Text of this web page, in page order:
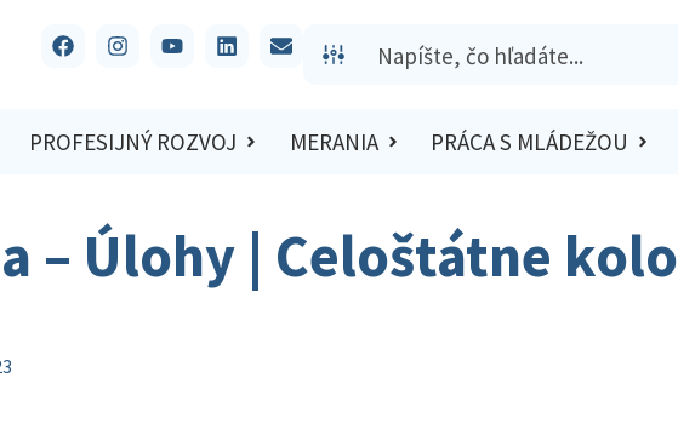
PROFESIJNÝ ROZVOJ MERANIA PRÁCA S MLÁDEŽOU
– Úlohy | Celoštátne kolo